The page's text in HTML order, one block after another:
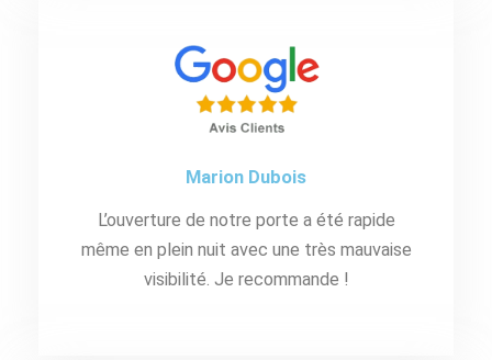
Marion Dubois
L’ouverture de notre porte a été rapide
même en plein nuit avec une très mauvaise
visibilité. Je recommande !